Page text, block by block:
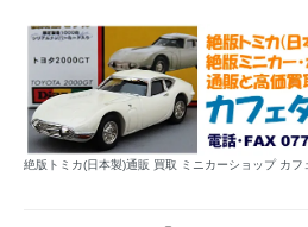
絶版トミカ(日本製)通販 買取 ミニカーショップ カ